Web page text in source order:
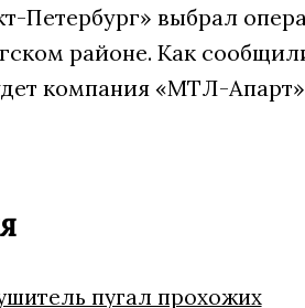
Петербург» выбрал
районе. Как
компания «МТЛ-
пугал прохожих